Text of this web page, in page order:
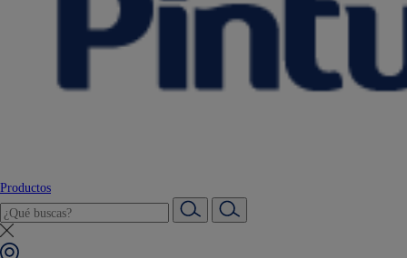
Productos